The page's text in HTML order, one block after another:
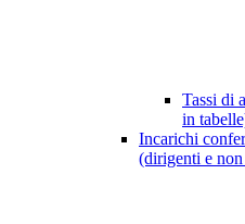
Tassi di
in
Incarichi
(dirigenti e